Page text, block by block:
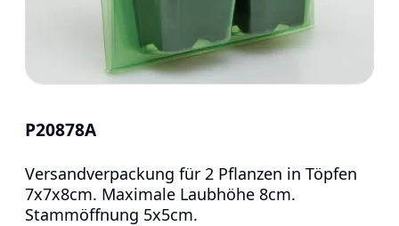
P20878A
Versandverpackung für 2 Pflanzen in Töpfen
7x7x8cm. Maximale Laubhöhe 8cm.
Stammöffnung 5x5cm.